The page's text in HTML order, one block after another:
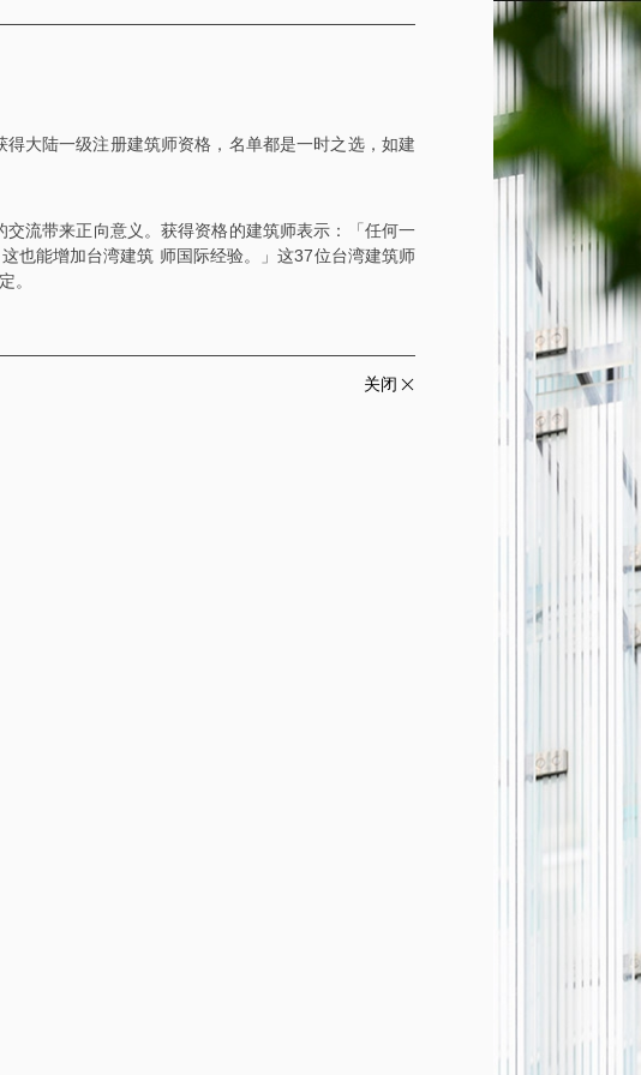
大陆一级注册建筑师资格，名单都是一时之选，如建
流带来正向意义。获得资格的建筑师表示：「任何一
也能增加台湾建筑 师国际经验。」这37位台湾建筑师
。
关闭